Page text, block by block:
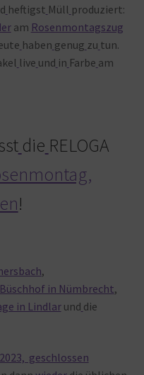
heftigst Müll produziert:
am Rosenmontagszug
haben genug zu tun.
live und in Farbe am
die RELOGA
!
,
in Nümbrecht,
in Lindlarund die
geschlossen